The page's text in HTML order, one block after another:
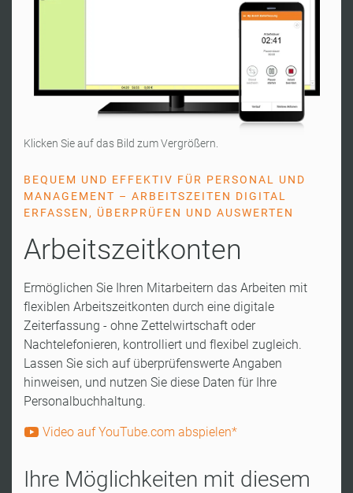
Klicken Sie auf das Bild zum Vergrößern.
BEQUEM UND EFFEKTIV FÜR PERSONAL UND
MANAGEMENT – ARBEITSZEITEN DIGITAL
ERFASSEN, ÜBERPRÜFEN UND AUSWERTEN
Arbeitszeitkonten
Ermöglichen Sie Ihren Mitarbeitern das Arbeiten mit
flexiblen Arbeitszeitkonten durch eine digitale
Zeiterfassung - ohne Zettelwirtschaft oder
Nachtelefonieren, kontrolliert und flexibel zugleich.
Lassen Sie sich auf überprüfenswerte Angaben
hinweisen, und nutzen Sie diese Daten für Ihre
Personalbuchhaltung.
Video auf YouTube.com abspielen*
Ihre Möglichkeiten mit diesem